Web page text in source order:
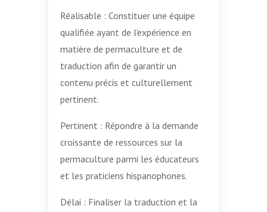
Réalisable : Constituer une équipe
qualifiée ayant de l'expérience en
matière de permaculture et de
traduction afin de garantir un
contenu précis et culturellement
pertinent.
Pertinent : Répondre à la demande
croissante de ressources sur la
permaculture parmi les éducateurs
et les praticiens hispanophones.
Délai : Finaliser la traduction et la